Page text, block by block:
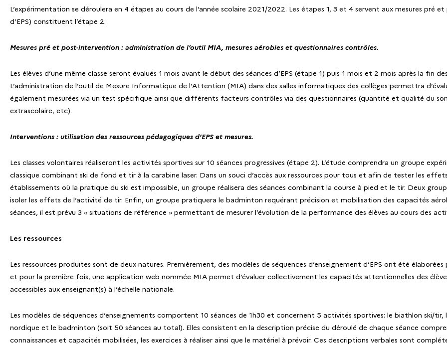
L’expérimentation se déroulera en 4 étapes au cours de l’année scolaire 2021/2022. Les étapes 1, 3 et 4 servent aux mesures pré
d’EPS) constituent l’étape 2.
Mesures pré et post-intervention : administration de l’outil MIA, mesures aérobies et questionnaires contrôles.
Les élèves d’une même classe seront évalués 1 mois avant le début des séances d’EPS (étape 1) puis 1 mois et 2 mois après la fin
L’administration de l’outil de Mesure Informatique de l’Attention (MIA) dans des salles informatiques des collèges permettra
également mesurées via un test spécifique ainsi que différents facteurs contrôles via des questionnaires (quantité et qualité du
extrascolaire, etc).
Interventions : utilisation des ressources pédagogiques d’EPS et mesures.
Les classes volontaires réaliseront les activités sportives sur 10 séances progressives (étape 2). L’étude comprendra un groupe
classique combinant ski de fond et tir à la carabine laser. Dans un souci d’accès aux ressources pour tous et afin de tester les
établissements où la pratique du ski est impossible, un groupe réalisera des séances combinant la course à pied et le tir. Deux
isoler les effets de l’activité de tir. Enfin, un groupe pratiquera le badminton requérant précision et mobilisation des capacités
séances, il est prévu 3 « situations de référence » permettant de mesurer l’évolution de la performance des élèves au cours des
Les ressources
Les ressources produites sont de deux natures. Premièrement, des modèles de séquences d’enseignement d’EPS ont été
et pour la première fois, une application web nommée MIA permet d’évaluer collectivement les capacités attentionnelles des
accessibles aux enseignant(s) à l’échelle nationale.
Les modèles de séquences d’enseignements comportent 10 séances de 1h30 et concernent 5 activités sportives: le biathlon ski/
nordique et le badminton (soit 50 séances au total). Elles consistent en la description précise du déroulé de chaque séance
connaissances et capacités mobilisées, les exercices à réaliser ainsi que le matériel à prévoir. Ces descriptions verbales sont